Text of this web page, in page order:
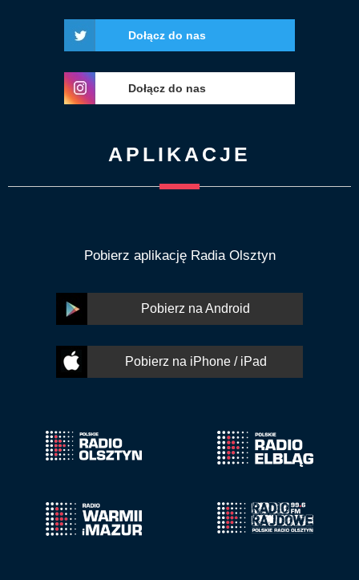
Dołącz do nas
Dołącz do nas
APLIKACJE
Pobierz aplikację Radia Olsztyn
Pobierz na Android
Pobierz na iPhone / iPad